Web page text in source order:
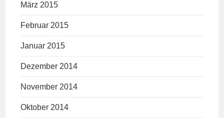
März 2015
Februar 2015
Januar 2015
Dezember 2014
November 2014
Oktober 2014